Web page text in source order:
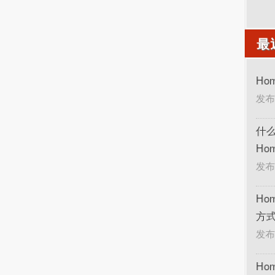
最
发
什
发
方
发